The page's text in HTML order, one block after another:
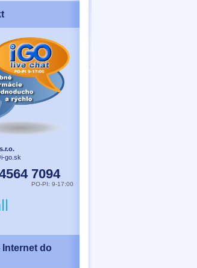
go.sk
7094
PO-PI: 9-17:00
Internet do